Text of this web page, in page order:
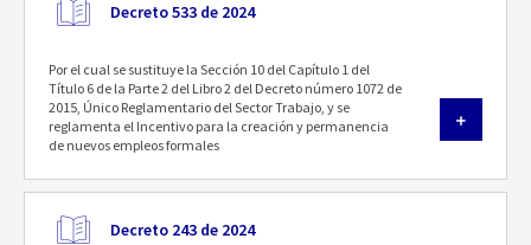
Decreto 533 de 2024
Por el cual se sustituye la Sección 10 del Capítulo 1 del
Título 6 de la Parte 2 del Libro 2 del Decreto número 1072 de
2015, Único Reglamentario del Sector Trabajo, y se
reglamenta el Incentivo para la creación y permanencia
de nuevos empleos formales
Decreto 243 de 2024